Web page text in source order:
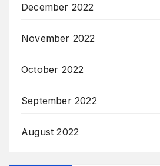
December 2022
November 2022
October 2022
September 2022
August 2022